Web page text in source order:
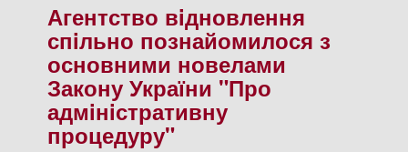
Агентство вiдновлення
спiльно познайомилося з
основними новелами
Закону України "Про
адмiнiстративну
процедуру"